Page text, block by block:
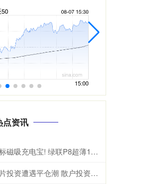
点资讯
海陆证券 行业首款新国标磁吸充电宝! 绿联P8超薄10000mAh磁吸移动电源开启预约
旺润配资 韩国高杠杆芯片投资遭遇平仓潮 散户投资者损失惨重